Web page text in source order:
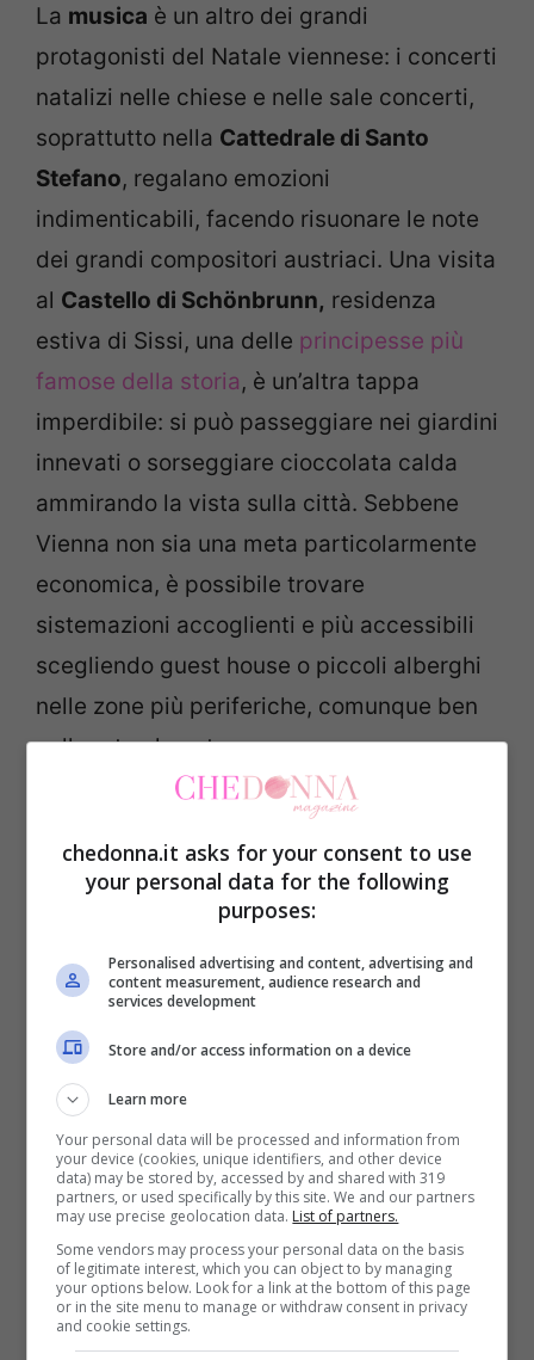
La musica è un altro dei grandi
protagonisti del Natale viennese: i concerti
natalizi nelle chiese e nelle sale concerti,
soprattutto nella Cattedrale di Santo
Stefano, regalano emozioni
indimenticabili, facendo risuonare le note
dei grandi compositori austriaci. Una visita
al Castello di Schönbrunn, residenza
estiva di Sissi, una delle principesse più
famose della storia, è un’altra tappa
imperdibile: si può passeggiare nei giardini
innevati o sorseggiare cioccolata calda
ammirando la vista sulla città. Sebbene
Vienna non sia una meta particolarmente
economica, è possibile trovare
sistemazioni accoglienti e più accessibili
scegliendo guest house o piccoli alberghi
nelle zone più periferiche, comunque ben
collegate al centro.
3. Natale, le destinazioni più
suggestive: Tokyo
connotazioni religiose,Tokyocelebra
questa festività con un’imponenza di luci e
decorazioni che non ha eguali. La capitale
giapponese rappresenta
chi desidera un Natale fuori dal comune
dove la tradizione occidentale si fonde con
l’innovazione futuristica tipica di Tokyo. Le
vie di Omotesando, Roppongi e Shibuya
sonoilluminate da milioni di luciche
ricoprono alberi e palazzi, creando un
chedonna.it asks for your consent to use
your personal data for the following
purposes:
Personalised advertising and content, advertising and
content measurement, audience research and
services development
Store and/or access information on a device
Learn more
Your personal data will be processed and information from
your device (cookies, unique identifiers, and other device
data) may be stored by, accessed by and shared with 319
partners, or used specifically by this site. We and our partners
may use precise geolocation data. List of partners.
Some vendors may process your personal data on the basis
of legitimate interest, which you can object to by managing
your options below. Look for a link at the bottom of this page
or in the site menu to manage or withdraw consent in privacy
and cookie settings.